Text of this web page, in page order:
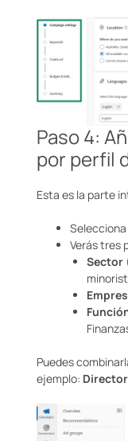
Paso 4:
por perfil
Esta es la parte
Verás tres
Sector
Puedes
ejemplo: